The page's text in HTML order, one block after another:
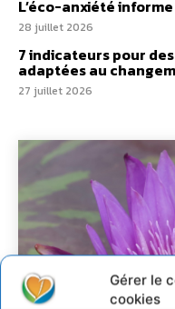
Gérer le
cookies
L’éco-anxiété
28 juillet 2026
7 indicateurs pour
adaptées au
27 juillet 2026